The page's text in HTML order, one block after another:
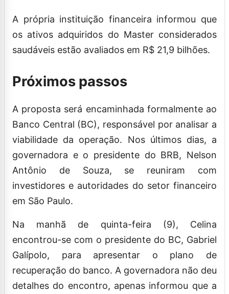
A própria instituição financeira informou que
os ativos adquiridos do Master considerados
saudáveis estão avaliados em R$ 21,9 bilhões.
Próximos passos
A proposta será encaminhada formalmente ao
Banco Central (BC), responsável por analisar a
viabilidade da operação. Nos últimos dias, a
governadora e o presidente do BRB, Nelson
Antônio de Souza, se reuniram com
investidores e autoridades do setor financeiro
em São Paulo.
Na manhã de quinta-feira (9), Celina
encontrou-se com o presidente do BC, Gabriel
Galípolo, para apresentar o plano de
recuperação do banco. A governadora não deu
detalhes do encontro, apenas informou que a